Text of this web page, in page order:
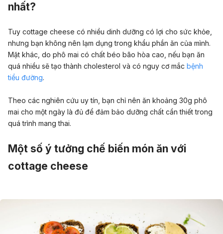
nhất?
Tuy cottage cheese có nhiều dinh dưỡng có lợi cho sức khỏe,
nhưng bạn không nên lạm dụng trong khẩu phần ăn của mình.
Mặt khác, do phô mai có chất béo bão hòa cao, nếu bạn ăn
quá nhiều sẽ tạo thành cholesterol và có nguy cơ mắc bệnh
tiểu đường.
Theo các nghiên cứu uy tín, bạn chỉ nên ăn khoảng 30g phô
mai cho một ngày là đủ để đảm bảo dưỡng chất cần thiết trong
quá trình mang thai.
Một số ý tưởng chế biến món ăn với
cottage cheese